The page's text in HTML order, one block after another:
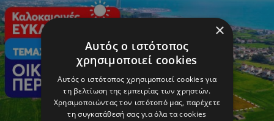
×
Αυτός ο ιστότοπος
χρησιμοποιεί cookies
Αυτός ο ιστότοπος χρησιμοποιεί cookies για
τη βελτίωση της εμπειρίας των χρηστών.
Χρησιμοποιώντας τον ιστότοπό μας, παρέχετε
τη συγκατάθεσή σας για όλα τα cookies